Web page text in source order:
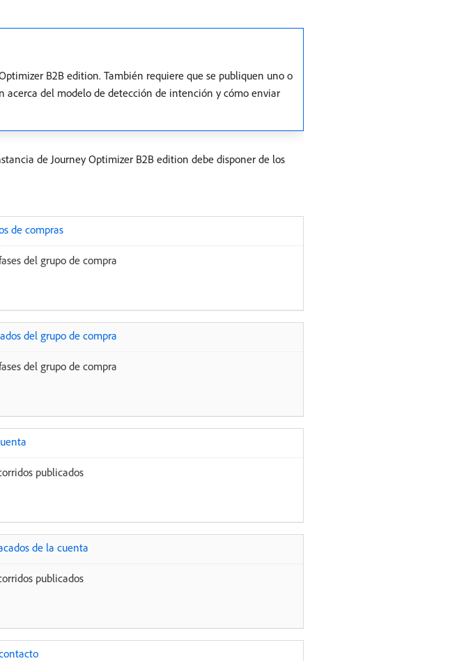
B2B edition. También requiere que se publiquen uno o
acerca del modelo de detección de intención y cómo enviar
de Journey Optimizer B2B edition debe disponer de los
de compras
del grupo de compra
del grupo de compra
del grupo de compra
publicados
de la cuenta
publicados